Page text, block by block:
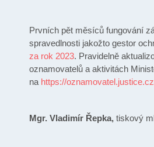
Prvních pět měsíců fungování
spravedlnosti jakožto gestor
za rok 2023. Pravidelně
oznamovatelů a aktivitách
na https://
Mgr. Vladimír Řepka, tiskový